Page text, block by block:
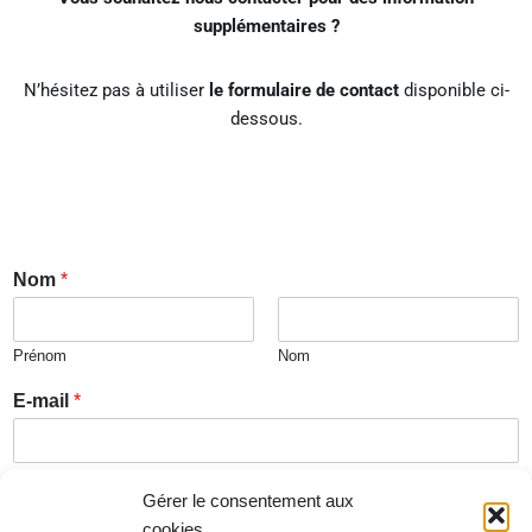
Gérer le consentement aux
supplémentaires ?
N’hésitez pas à utiliser le formulaire de contact disponible ci-
dessous.
Nom *
Prénom Nom
E-mail *
Votre message